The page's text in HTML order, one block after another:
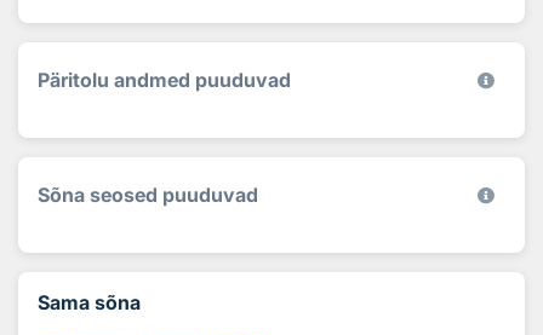
Päritolu andmed puuduvad
Sõna seosed puuduvad
Sama sõna